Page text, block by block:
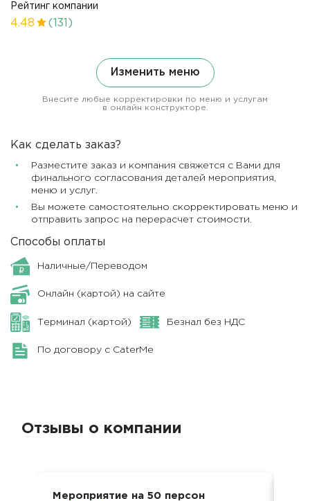
Рейтинг компании
4.48 (131)
Изменить меню
Внесите любые корректировки по меню и услугам
в онлайн конструкторе.
Как сделать заказ?
Разместите заказ и компания свяжется с Вами для
финального согласования деталей мероприятия,
меню и услуг.
Вы можете самостоятельно скорректировать меню и
отправить запрос на перерасчет стоимости.
Способы оплаты
Наличные/Переводом
Онлайн (картой) на сайте
Терминал (картой) Безнал без НДС
По договору с CaterMe
Отзывы о компании
Мероприятие на 50 персон